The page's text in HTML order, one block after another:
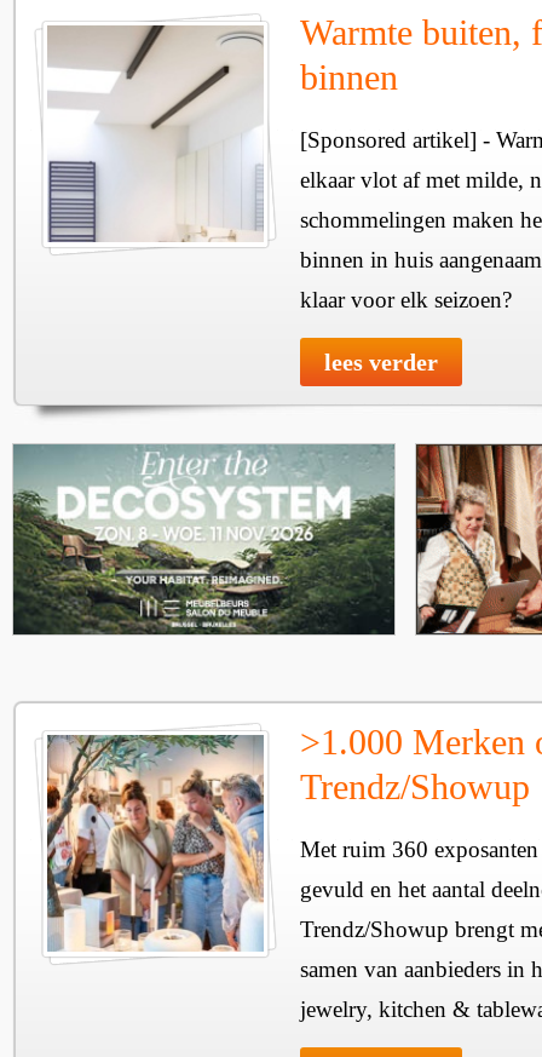
Warmte buiten,
binnen
[Sponsored artikel] -
elkaar vlot af met milde,
schommelingen maken
binnen in huis
klaar voor elk seizoen?
lees verder
>1.000 Merken
Trendz/Showup
Met ruim 360
gevuld en het aantal
Trendz/Showup brengt
samen van aanbieders in
jewelry, kitchen &